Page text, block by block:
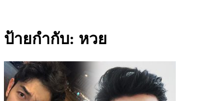
ป้ายกำกับ: หวย